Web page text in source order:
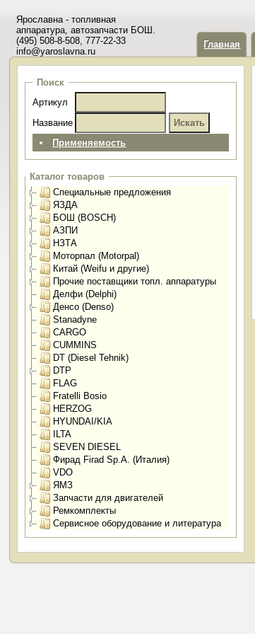
Ярославна - топливная
аппаратура, автозапчасти БОШ.
(495) 508-8-508, 777-22-33
info@yaroslavna.ru
Главная
Поиск
Артикул
Название
Применяемость
Каталог товаров
Специальные предложения
ЯЗДА
БОШ (BOSCH)
АЗПИ
НЗТА
Моторпал (Motorpal)
Китай (Weifu и другие)
Прочие поставщики топл. аппаратуры
Делфи (Delphi)
Денсо (Denso)
Stanadyne
CARGO
CUMMINS
DT (Diesel Tehnik)
DTP
FLAG
Fratelli Bosio
HERZOG
HYUNDAI/KIA
ILTA
SEVEN DIESEL
Фирад Firad Sp.A. (Италия)
VDO
ЯМЗ
Запчасти для двигателей
Ремкомплекты
Сервисное оборудование и литература